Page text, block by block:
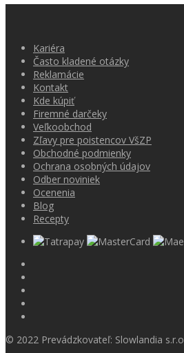
Kariéra
Často kladené otázky
Reklamácie
Kontakt
Kde kúpiť
Firemné darčeky
Veľkoobchod
Zľavy pre poistencov VšZP
Obchodné podmienky
Ochrana osobných údajov
Odber noviniek
Ocenenia
Blog
Recepty
© 2022 Prevádzkovateľ: Slowlandia